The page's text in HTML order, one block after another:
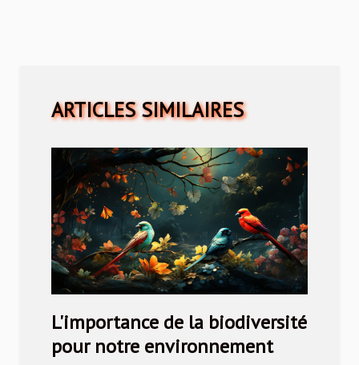
ARTICLES SIMILAIRES
L'importance de la biodiversité
pour notre environnement